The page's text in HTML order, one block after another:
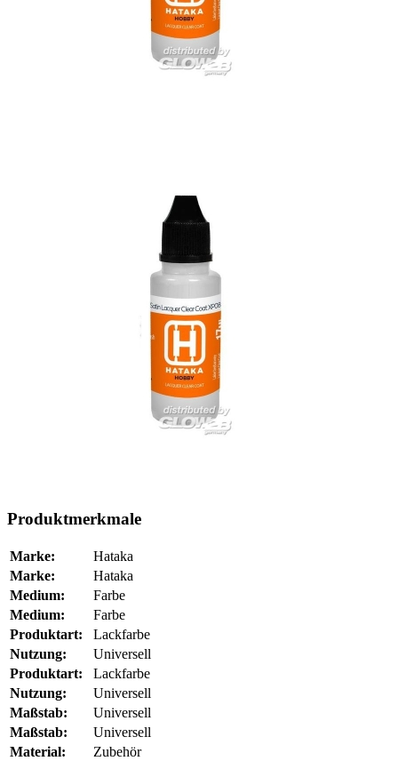
Produktmerkmale
Marke:
Hataka
Marke:
Hataka
Medium:
Farbe
Medium:
Farbe
Produktart:
Lackfarbe
Nutzung:
Universell
Produktart:
Lackfarbe
Nutzung:
Universell
Maßstab:
Universell
Maßstab:
Universell
Material:
Zubehör